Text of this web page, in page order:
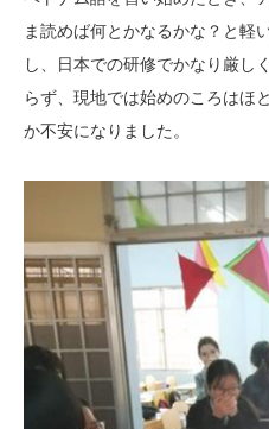
ま読めば何とかなるかな？と軽
し、日本での研修でかなり厳し
らず、現地では始めのころはほ
か不安になりました。